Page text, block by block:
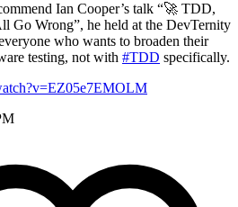
Ian Cooper’s talk “🚀 TDD,
Go Wrong”, he held at the DevTernity
who wants to broaden their
testing, not with #TDD specifically.